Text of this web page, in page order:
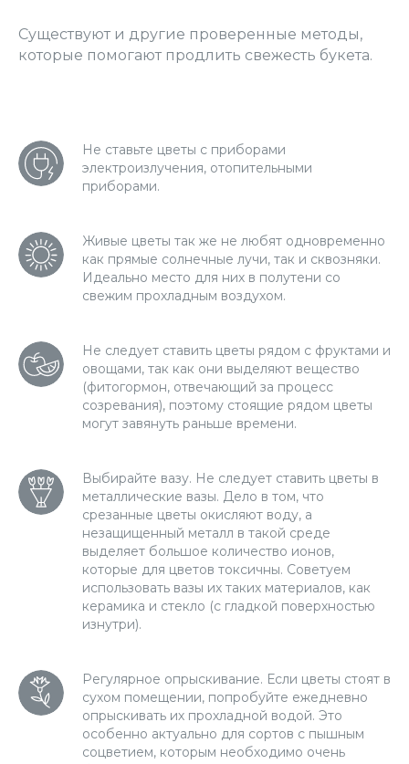
Существуют и другие проверенные методы,
которые помогают продлить свежесть букета.
Не ставьте цветы с приборами
электроизлучения, отопительными
приборами.
Живые цветы так же не любят одновременно
как прямые солнечные лучи, так и сквозняки.
Идеально место для них в полутени со
свежим прохладным воздухом.
Не следует ставить цветы рядом с фруктами и
овощами, так как они выделяют вещество
(фитогормон, отвечающий за процесс
созревания), поэтому стоящие рядом цветы
могут завянуть раньше времени.
Выбирайте вазу. Не следует ставить цветы в
металлические вазы. Дело в том, что
срезанные цветы окисляют воду, а
незащищенный металл в такой среде
выделяет большое количество ионов,
которые для цветов токсичны. Советуем
использовать вазы их таких материалов, как
керамика и стекло (с гладкой поверхностью
изнутри).
Регулярное опрыскивание. Если цветы стоят в
сухом помещении, попробуйте ежедневно
опрыскивать их прохладной водой. Это
особенно актуально для сортов с пышным
соцветием, которым необходимо очень